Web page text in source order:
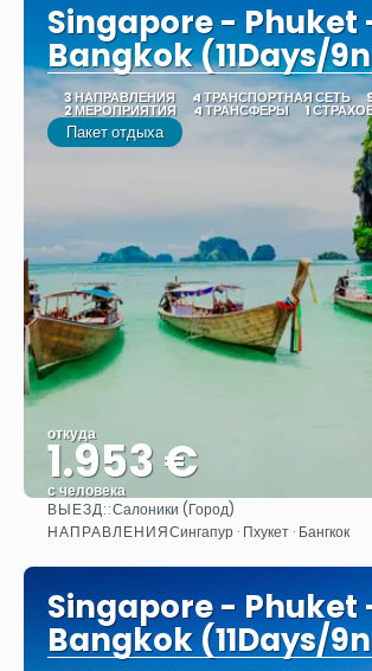
Singapore - Phuket
Bangkok (11Days/
3 НАПРАВЛЕНИЯ 4 ТРАНСПОРТНАЯ СЕТЬ
2 МЕРОПРИЯТИЯ 4 ТРАНСФЕРЫ 1
Пакет отдыха
откуда
1.953 €
с человека
Видеть
ВЫЕЗД::Салоники (Город)
НАПРАВЛЕНИЯСингапур · Пхукет · Бангкок
Singapore - Phuket
Bangkok (11Days/